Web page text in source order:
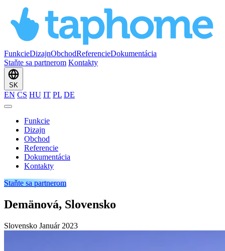
FunkcieDizajnObchodReferencieDokumentácia
Staňte sa partnerom Kontakty
SK
EN CS HU IT PL DE
Funkcie
Dizajn
Obchod
Referencie
Dokumentácia
Kontakty
Staňte sa partnerom
Demänová, Slovensko
Slovensko Január 2023